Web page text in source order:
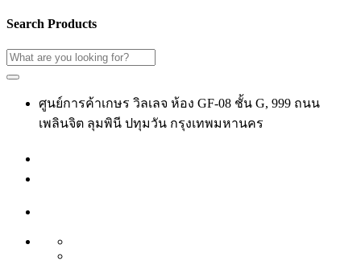
Search Products
ศูนย์การค้าเกษร วิลเลจ ห้อง GF-08 ชั้น G, 999 ถนน
เพลินจิต ลุมพินี ปทุมวัน กรุงเทพมหานคร